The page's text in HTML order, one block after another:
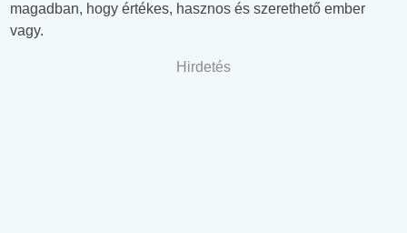
magadban, hogy értékes, hasznos és szerethető ember
vagy.
Hirdetés